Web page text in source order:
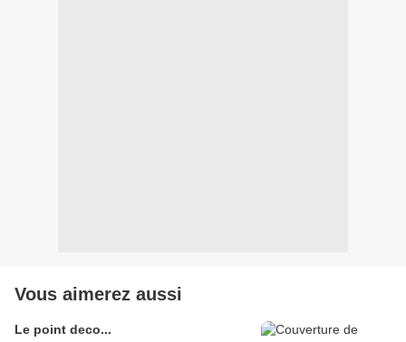
Vous aimerez aussi
Le point deco...